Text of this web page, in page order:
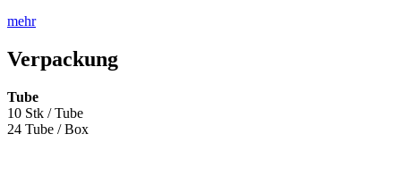
mehr
Verpackung
Tube
10 Stk / Tube
24 Tube / Box